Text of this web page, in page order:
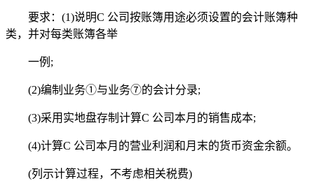
要求：(1)说明C 公司按账簿用途必须设置的会计账簿种
类，并对每类账簿各举
一例;
(2)编制业务①与业务⑦的会计分录;
(3)采用实地盘存制计算C 公司本月的销售成本;
(4)计算C 公司本月的营业利润和月末的货币资金余额。
(列示计算过程，不考虑相关税费)